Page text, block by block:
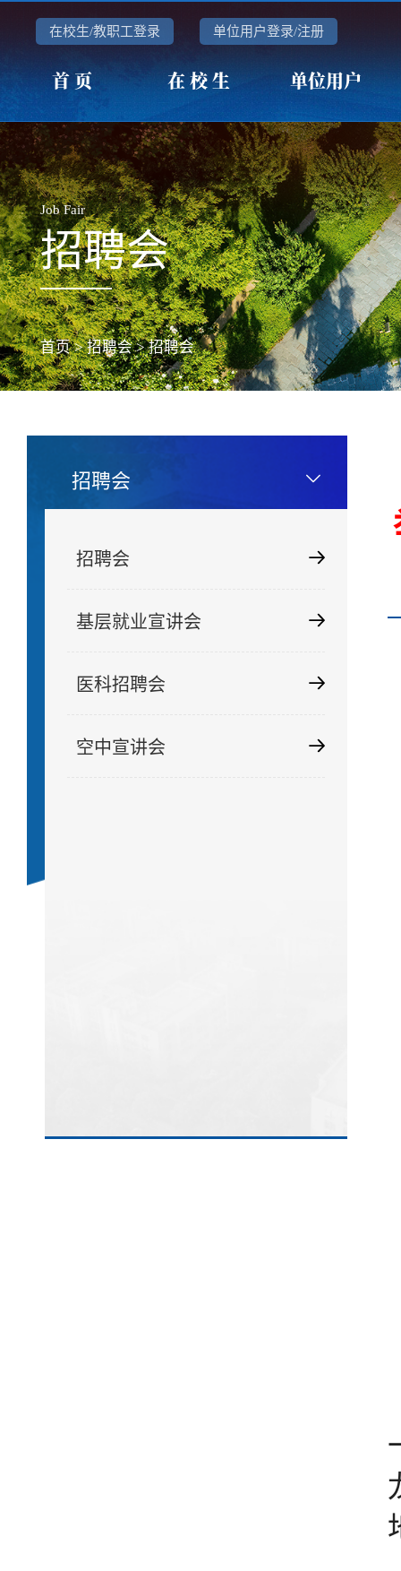
在校生/教职工登录 单位用户登录/注册
首 页 在 校 生 单位用户
Job Fair
招聘会
首页>招聘会>招聘会
招聘会
招聘会
基层就业宣讲会
医科招聘会
空中宣讲会